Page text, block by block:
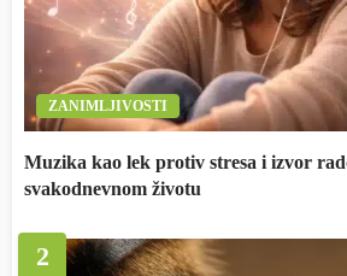
ZANIMLJIVOSTI
Muzika kao lek protiv stresa i izvor
svakodnevnom životu
2